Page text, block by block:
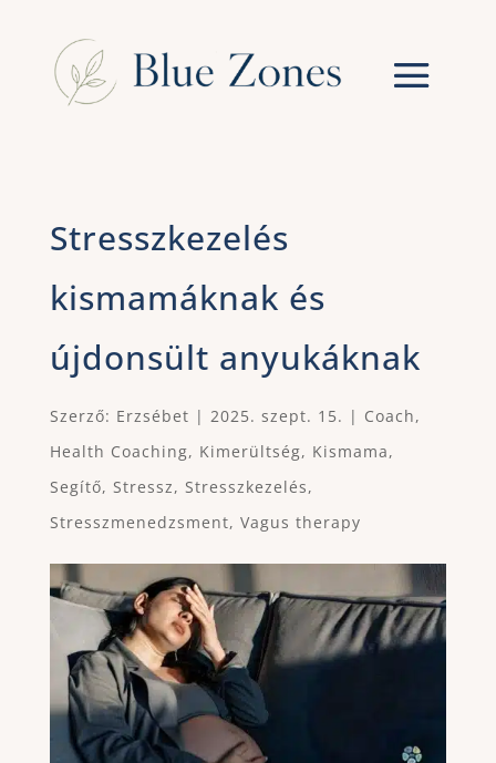
Stresszkezelés
kismamáknak és
újdonsült anyukáknak
Szerző: Erzsébet | 2025. szept. 15. | Coach,
Health Coaching, Kimerültség, Kismama,
Segítő, Stressz, Stresszkezelés,
Stresszmenedzsment, Vagus therapy